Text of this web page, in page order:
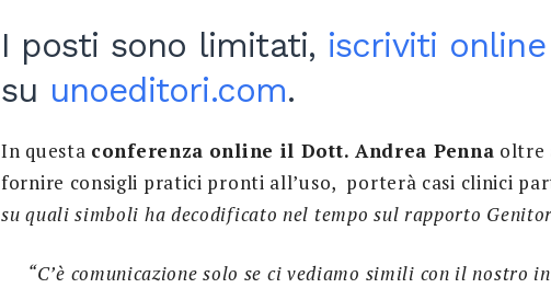
I posti sono limitati, iscriviti online
su unoeditori.com.
In questa conferenza online il Dott. Andrea Penna oltre
fornire consigli pratici pronti all’uso, porterà casi clinici
su quali simboli ha decodificato nel tempo sul rapporto
“C’è comunicazione solo se ci vediamo simili con il nostro